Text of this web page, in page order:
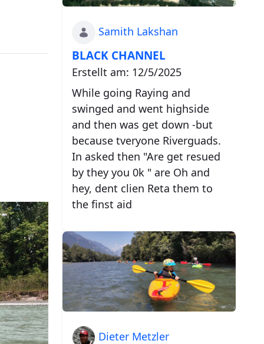
Samith Lakshan
BLACK CHANNEL
Erstellt am: 12/5/2025
While going Raying and
swinged and went highside
and then was get down -but
because tveryone Riverguads.
In asked then "Are get resued
by they you 0k " are Oh and
hey, dent clien Reta them to
the finst aid
Dieter Metzler